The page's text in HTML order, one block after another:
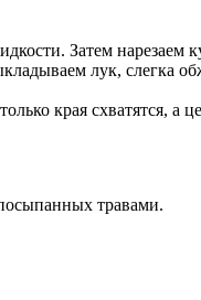
Затем нарезаем
лук, слегка
края схватятся, а
травами.